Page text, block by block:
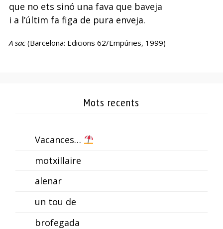
que no ets sinó una fava que baveja
i a l’últim fa figa de pura enveja.
A sac(Barcelona: Edicions 62/Empúries, 1999)
Mots recents
Vacances…
motxillaire
alenar
un tou de
brofegada